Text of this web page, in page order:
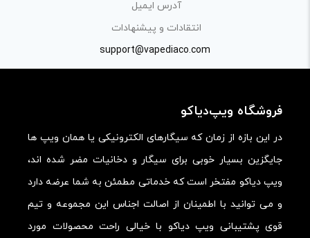
آدرس ایمیل
انتقادات و پیشنهادات
support@vapediaco.com
فروشگاه ویپ‌دیاکو
در این بازه از زمان که سیگارهای الکترونیکی یا همان ویپ ها
جایگزین بسیار خوبی برای سیگار و دخانیات مضر شده اند،
ویپ دیاکو مفتخر است که خدماتی مطمئن به شما عرضه دارد
و می توانید با اطمینان از اصالت اجناس این مجموعه و تیم
قوی پشتیبانی ویپ دیاکو با خیالی راحت محصولات مورد